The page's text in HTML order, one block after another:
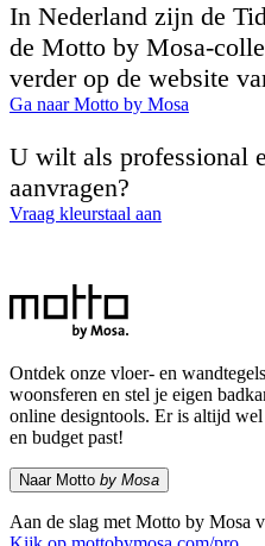
In Nederland zijn de
de Motto by Mosa-
verder op de website
Ga naar Motto by Mosa
U wilt als professional
aanvragen?
Vraag kleurstaal aan
Ontdek onze vloer- en
woonsferen en stel je eigen
online designtools. Er is altijd
en budget past!
Naar Motto by Mosa
Aan de slag met Motto by Mosa